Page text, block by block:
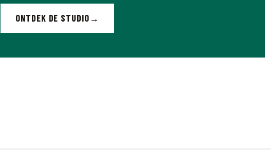
ONTDEK DE STUDIO